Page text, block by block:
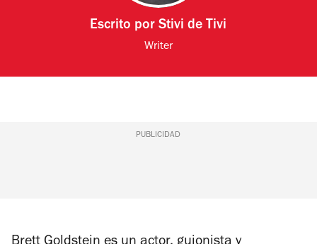
Escrito porStivi de Tivi
Writer
PUBLICIDAD